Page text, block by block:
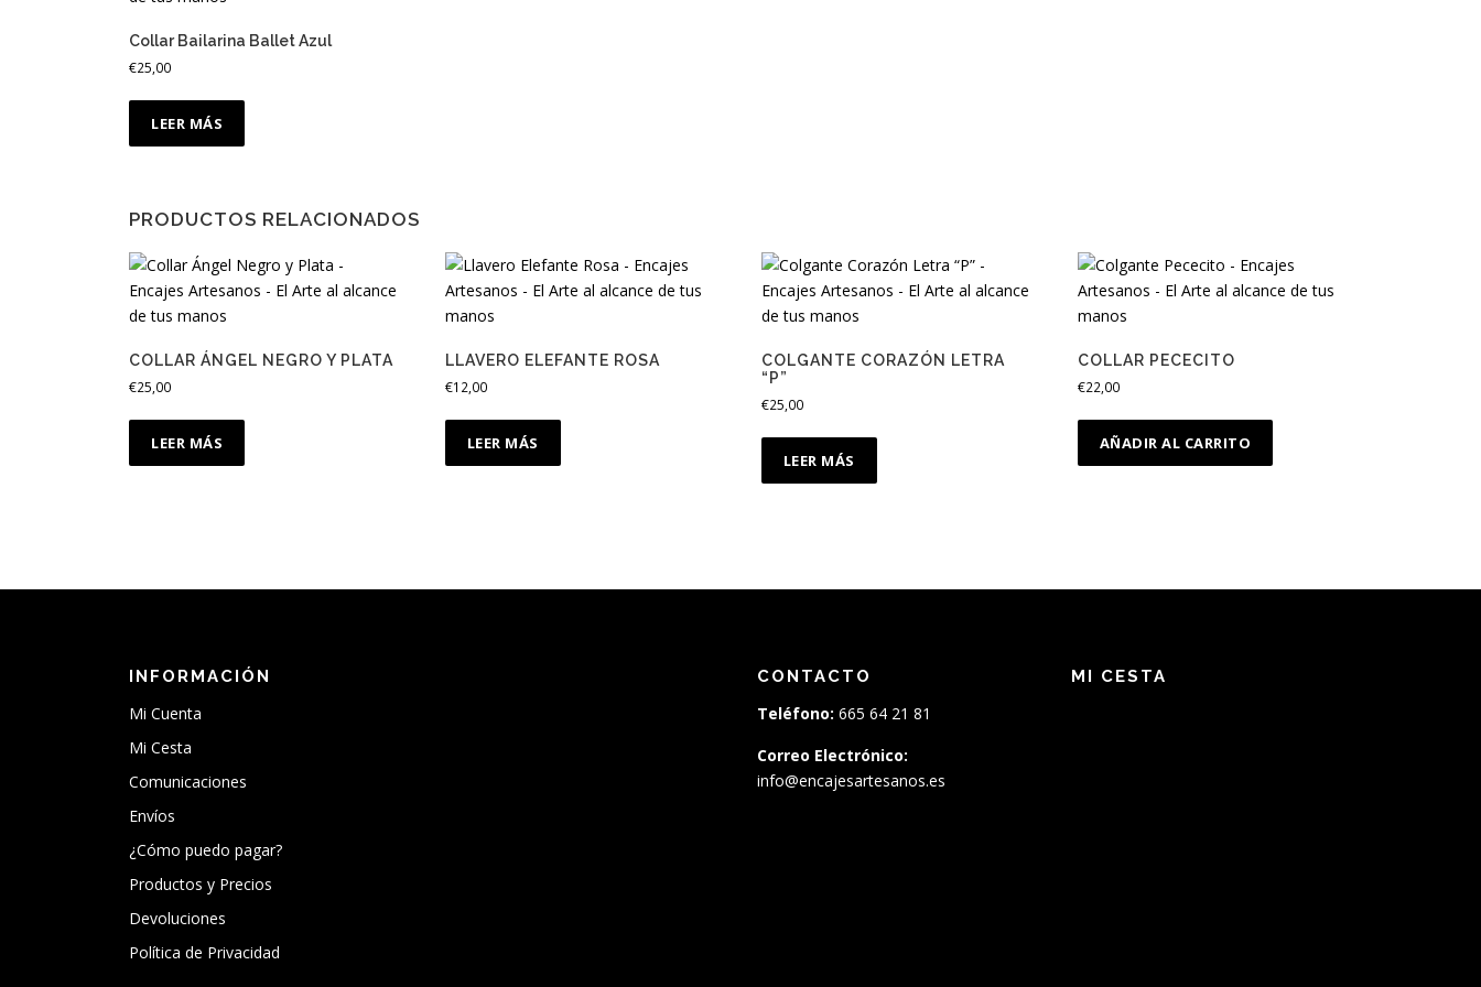
Collar Bailarina Ballet Azul
€25,00
LEER MÁS
PRODUCTOS RELACIONADOS
COLLAR ÁNGEL NEGRO Y PLATA
€25,00
LEER MÁS
LLAVERO ELEFANTE ROSA
€12,00
LEER MÁS
COLGANTE CORAZÓN LETRA
“P”
€25,00
LEER MÁS
COLLAR PECECITO
€22,00
AÑADIR AL CARRITO
INFORMACIÓN
Mi Cuenta
Mi Cesta
Comunicaciones
Envíos
¿Cómo puedo pagar?
Productos y Precios
Devoluciones
Política de Privacidad
CONTACTO
Teléfono: 665 64 21 81
Correo Electrónico:
info@encajesartesanos.es
MI CESTA